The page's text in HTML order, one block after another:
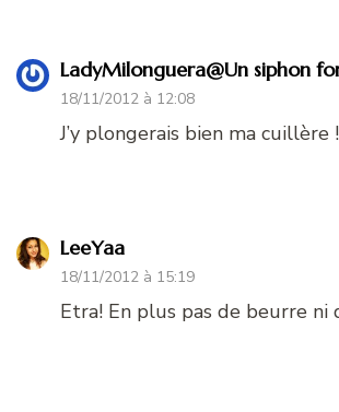
LadyMilonguera@Un siphon
18/11/2012 à 12:08
J’y plongerais bien ma cuillère !
LeeYaa
18/11/2012 à 15:19
Etra! En plus pas de beurre ni